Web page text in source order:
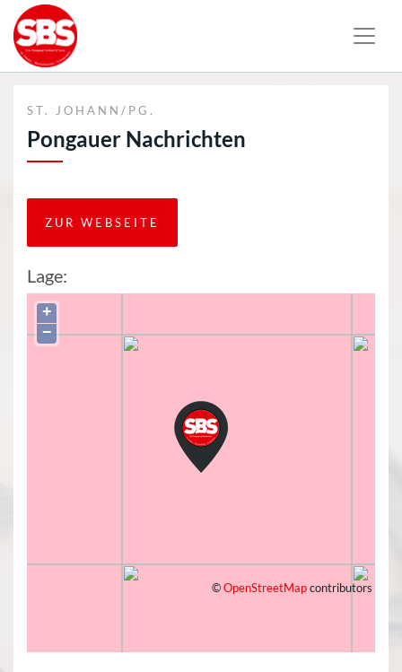
ST. JOHANN/PG.
Pongauer Nachrichten
ZUR WEBSEITE
Lage:
+
−
©OpenStreetMapcontributors